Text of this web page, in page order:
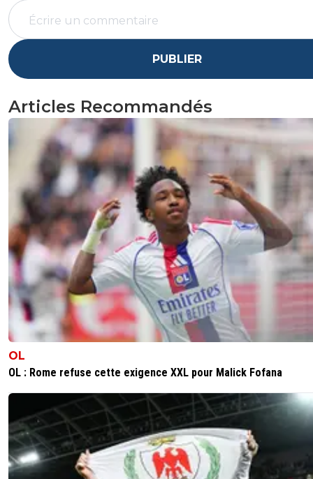
PUBLIER
Articles Recommandés
OL
OL : Rome refuse cette exigence XXL pour Malick Fofana